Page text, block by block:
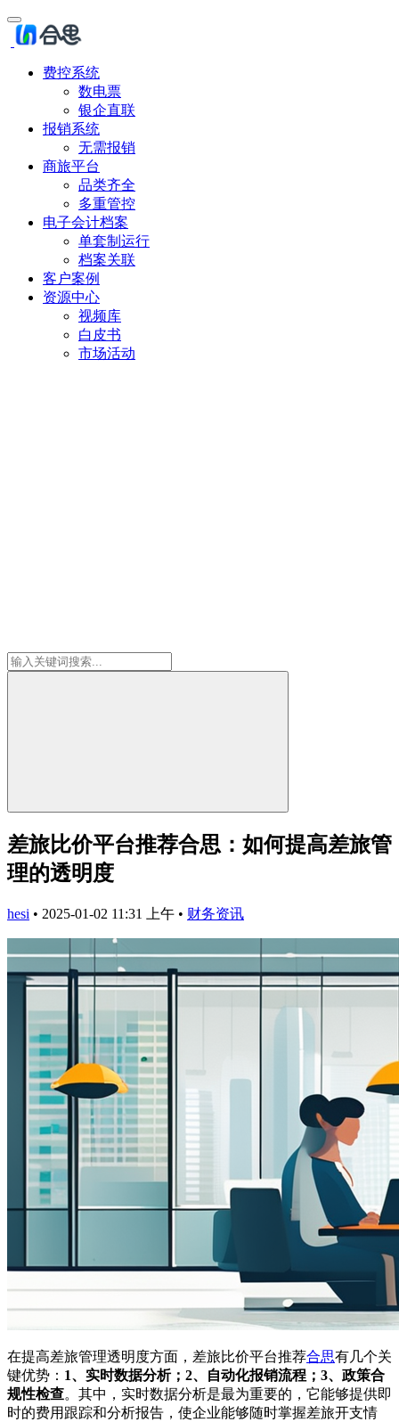
费控系统
数电票
银企直联
报销系统
无需报销
商旅平台
品类齐全
多重管控
电子会计档案
单套制运行
档案关联
客户案例
资源中心
视频库
白皮书
市场活动
差旅比价平台推荐合思：如何提高差旅管
理的透明度
hesi • 2025-01-02 11:31 上午 • 财务资讯
在提高差旅管理透明度方面，差旅比价平台推荐合思有几个关
键优势： 1、实时数据分析；2、自动化报销流程；3、政策合
规性检查。其中，实时数据分析是最为重要的，它能够提供即
时的费用跟踪和分析报告，使企业能够随时掌握差旅开支情